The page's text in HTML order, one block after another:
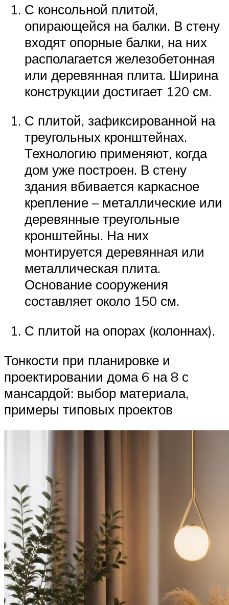
С консольной плитой,
опирающейся на балки. В стену
входят опорные балки, на них
располагается железобетонная
или деревянная плита. Ширина
конструкции достигает 120 см.
С плитой, зафиксированной на
треугольных кронштейнах.
Технологию применяют, когда
дом уже построен. В стену
здания вбивается каркасное
крепление – металлические или
деревянные треугольные
кронштейны. На них
монтируется деревянная или
металлическая плита.
Основание сооружения
составляет около 150 см.
С плитой на опорах (колоннах).
Тонкости при планировке и
проектировании дома 6 на 8 с
мансардой: выбор материала,
примеры типовых проектов